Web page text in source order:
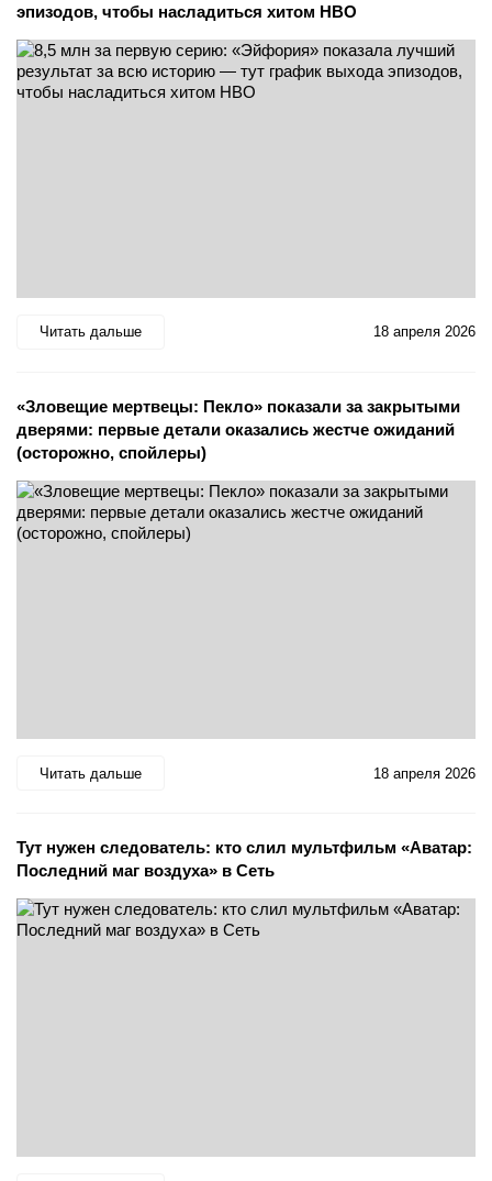
эпизодов, чтобы насладиться хитом HBO
Читать дальше 18 апреля 2026
«Зловещие мертвецы: Пекло» показали за закрытыми
дверями: первые детали оказались жестче ожиданий
(осторожно, спойлеры)
Читать дальше 18 апреля 2026
Тут нужен следователь: кто слил мультфильм «Аватар:
Последний маг воздуха» в Сеть